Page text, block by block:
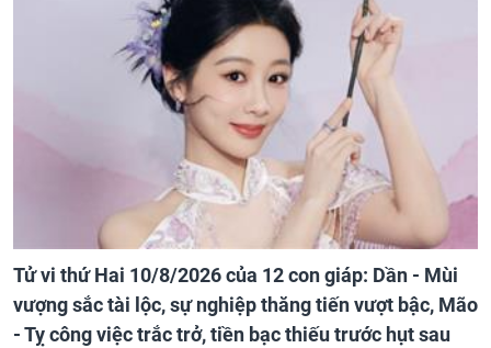
Tử vi thứ Hai 10/8/2026 của 12 con giáp: Dần - Mùi
vượng sắc tài lộc, sự nghiệp thăng tiến vượt bậc, Mão
- Tỵ công việc trắc trở, tiền bạc thiếu trước hụt sau